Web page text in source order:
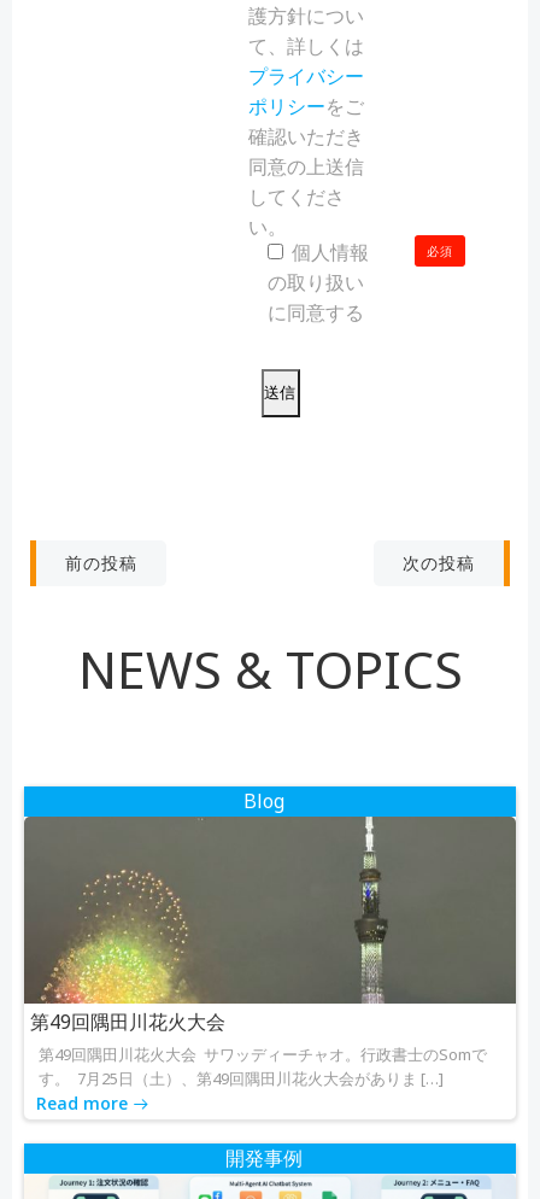
護方針につい
て、詳しくは
プライバシー
ポリシーをご
確認いただき
同意の上送信
してくださ
い。
必須
個人情報
の取り扱い
に同意する
こ
の
フ
ま
ま
て
く
投
ゲ
シ
ョ
ン
前の投稿
ナ
ゲ
ン
次の投稿
NEWS & TOPICS
Blog
第49回隅田川花火大会
第49回隅田川花火大会 サワッディーチャオ。行政書士のSomで
す。 7月25日（土）、第49回隅田川花火大会がありま […]
Read more
開発事例